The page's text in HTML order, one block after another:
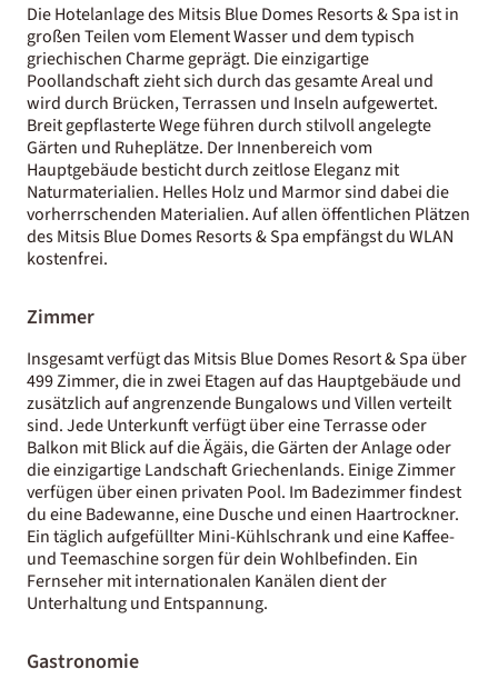
Die Hotelanlage des Mitsis Blue Domes Resorts & Spa ist in
großen Teilen vom Element Wasser und dem typisch
griechischen Charme geprägt. Die einzigartige
Poollandschaft zieht sich durch das gesamte Areal und
wird durch Brücken, Terrassen und Inseln aufgewertet.
Breit gepflasterte Wege führen durch stilvoll angelegte
Gärten und Ruheplätze. Der Innenbereich vom
Hauptgebäude besticht durch zeitlose Eleganz mit
Naturmaterialien. Helles Holz und Marmor sind dabei die
vorherrschenden Materialien. Auf allen öffentlichen Plätzen
des Mitsis Blue Domes Resorts & Spa empfängst du WLAN
kostenfrei.
Zimmer
Insgesamt verfügt das Mitsis Blue Domes Resort & Spa über
499 Zimmer, die in zwei Etagen auf das Hauptgebäude und
zusätzlich auf angrenzende Bungalows und Villen verteilt
sind. Jede Unterkunft verfügt über eine Terrasse oder
Balkon mit Blick auf die Ägäis, die Gärten der Anlage oder
die einzigartige Landschaft Griechenlands. Einige Zimmer
verfügen über einen privaten Pool. Im Badezimmer findest
du eine Badewanne, eine Dusche und einen Haartrockner.
Ein täglich aufgefüllter Mini-Kühlschrank und eine Kaffee-
und Teemaschine sorgen für dein Wohlbefinden. Ein
Fernseher mit internationalen Kanälen dient der
Unterhaltung und Entspannung.
Gastronomie